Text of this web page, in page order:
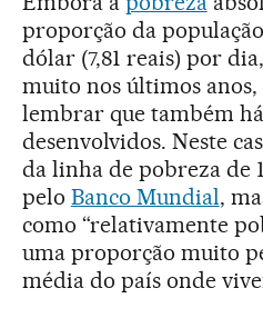
proporção da
dólar (7,81 reais) por
muito nos últimos
lembrar que também
desenvolvidos. Neste
da linha de pobreza de
pelo Banco Mundial,
como “relativamente
uma proporção muito
média do país onde